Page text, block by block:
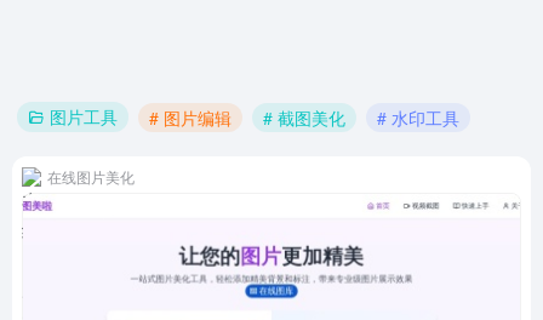
图片工具 # 图片编辑 # 截图美化 # 水印工具
在线图片美化